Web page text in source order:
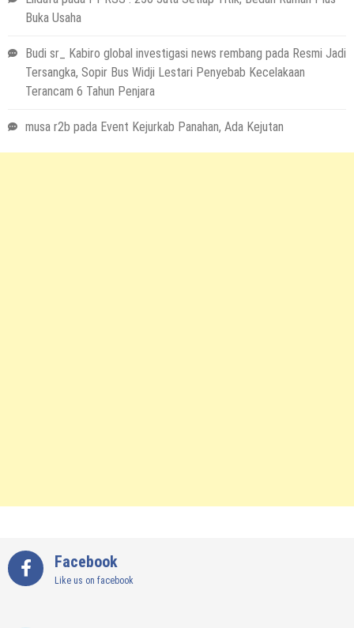
Buka Usaha
Budi sr_ Kabiro global investigasi news rembang pada Resmi Jadi
Tersangka, Sopir Bus Widji Lestari Penyebab Kecelakaan
Terancam 6 Tahun Penjara
musa r2b pada Event Kejurkab Panahan, Ada Kejutan
Facebook
Like us on facebook